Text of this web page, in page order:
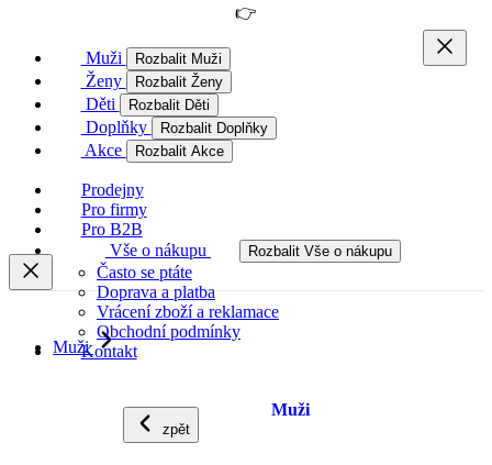
👉
Muži Rozbalit Muži
Ženy Rozbalit Ženy
Děti Rozbalit Děti
Doplňky Rozbalit Doplňky
Akce Rozbalit Akce
Prodejny
Pro firmy
Pro B2B
Vše o nákupu
Rozbalit Vše o nákupu
Často se ptáte
Doprava a platba
Vrácení zboží a reklamace
Obchodní podmínky
Kontakt
Muži
zpět
Muži